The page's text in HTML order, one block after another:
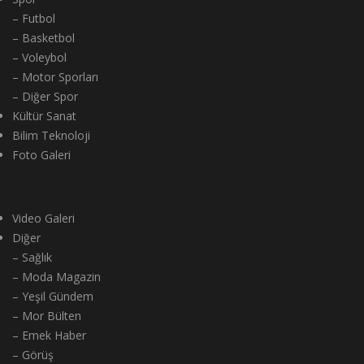
– Futbol
– Basketbol
– Voleybol
– Motor Sporları
– Diğer Spor
Kültür Sanat
Bilim Teknoloji
Foto Galeri
Video Galeri
Diğer
– Sağlık
– Moda Magazin
– Yeşil Gündem
– Mor Bülten
– Emek Haber
– Görüş